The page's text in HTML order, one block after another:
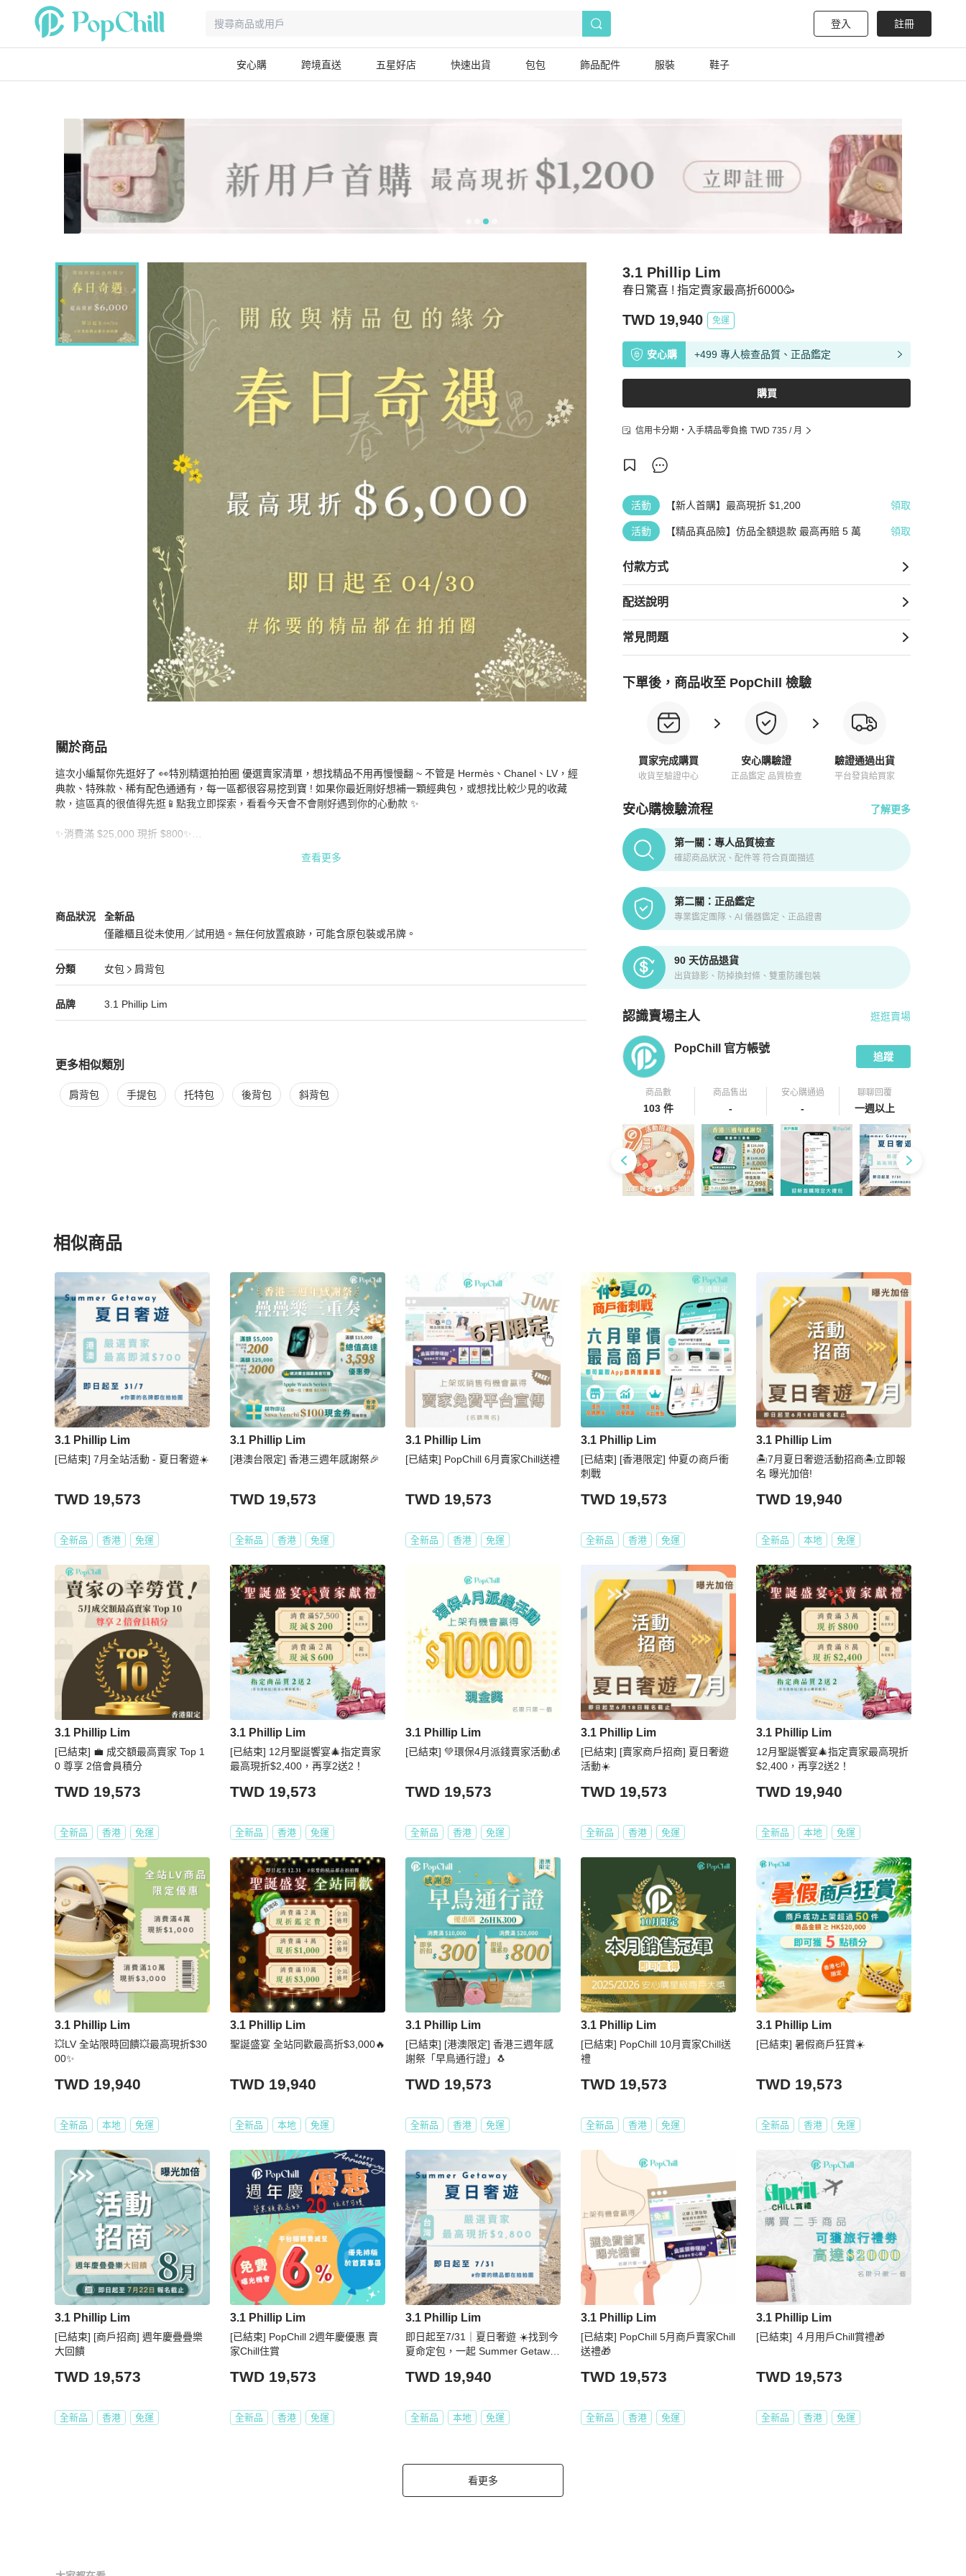
登入 註冊
安心購 跨境直送 五星好店 快速出貨 包包 飾品配件 服裝 鞋子
春日驚喜 ! 指定賣家最高折6000🥳
3.1 Phillip Lim
TWD 19,940 免運
安心購 +499 專人檢查品質、正品鑑定
購買
信用卡分期・入手精品零負擔 TWD 735 / 月
活動 【新人首購】最高現折 $1,200 領取
活動 【精品真品險】仿品全額退款 最高再賠 5 萬 領取
付款方式
配送說明
常見問題
下單後，商品收至 PopChill 檢驗
買家完成購買
收貨至驗證中心
安心購驗證
正品鑑定 品質檢查
驗證通過出貨
平台發貨給買家
安心購檢驗流程 了解更多
PopChill拍拍圈正品驗證、安心購檢驗流程介紹
第一關：專人品質檢查
確認商品狀況、配件等 符合頁面描述
第二關：正品鑑定
專業鑑定團隊、AI 儀器鑑定、正品證書
90 天仿品退貨
出貨錄影、防掉換封條、雙重防護包裝
認識賣場主人
PopChill 拍拍圈嚴選賣家
逛逛賣場
PopChill 官方帳號
追蹤
商品數
103 件
商品售出
-
安心購通過
-
聊聊回覆
一週以上
關於商品
關於春日驚喜 ! 指定賣家最高折6000🥳商品詳情與購買須知
這次小編幫你先逛好了 👀特別精選拍拍圈 優選賣家清單，想找精品不用再慢慢翻 ~ 不管是 Hermès、Chanel、LV，經
典款、特殊款、稀有配色通通有，每一區都很容易挖到寶 ! 如果你最近剛好想補一顆經典包，或想找比較少見的收藏
款，這區真的很值得先逛📱點我立即探索，看看今天會不會剛好遇到你的心動款 ✨
✨消費滿 $25,000 現折 $800✨
適用指定賣家商品。
優惠券只適用滿 $25,000 / $40,000 / $100,000 之訂單。
實際使用條件請以結帳流程顯示為主。
如有任何爭議，PopChill 保留最終決定權。
查看更多
商品狀況
3.1 Phillip Lim女包
全新品
僅離櫃且從未使用／試用過。無任何放置痕跡，可能含原包裝或吊牌。
全新品
分類
3.1 Phillip Lim女包分類資訊
女包
肩背包
女包/肩背包推薦
品牌
3.1 Phillip Lim 精品女包品牌介紹
3.1 Phillip Lim
3.1 Phillip Lim 推薦清單
更多相似類別
更多3.1 Phillip Lim女包 相似商品推薦
肩背包 手提包 托特包 後背包 斜背包
相似商品
更多相似3.1 Phillip Lim女包推薦精品
3.1 Phillip Lim
[已結束] 7月全站活動 - 夏日奢遊☀️
TWD 19,573
全新品 香港 免運
3.1 Phillip Lim
[港澳台限定] 香港三週年感謝祭🎉
TWD 19,573
全新品 香港 免運
3.1 Phillip Lim
[已結束] PopChill 6月賣家Chill送禮
TWD 19,573
全新品 香港 免運
3.1 Phillip Lim
[已結束] [香港限定] 仲夏の商戶衝
刺戰
TWD 19,573
全新品 香港 免運
3.1 Phillip Lim
🏝️7月夏日奢遊活動招商🏝️立即報
名 曝光加倍!
TWD 19,940
全新品 本地 免運
3.1 Phillip Lim
[已結束] 💼 成交額最高賣家 Top 1
0 尊享 2倍會員積分
TWD 19,573
全新品 香港 免運
3.1 Phillip Lim
[已結束] 12月聖誕饗宴🎄指定賣家
最高現折$2,400，再享2送2！
TWD 19,573
全新品 香港 免運
3.1 Phillip Lim
[已結束] 💚環保4月派錢賣家活動💰
TWD 19,573
全新品 香港 免運
3.1 Phillip Lim
[已結束] [賣家商戶招商] 夏日奢遊
活動☀️
TWD 19,573
全新品 香港 免運
3.1 Phillip Lim
12月聖誕饗宴🎄指定賣家最高現折
$2,400，再享2送2！
TWD 19,940
全新品 本地 免運
3.1 Phillip Lim
💥LV 全站限時回饋💥最高現折$30
00✨
TWD 19,940
全新品 本地 免運
3.1 Phillip Lim
聖誕盛宴 全站同歡最高折$3,000🔥
TWD 19,940
全新品 本地 免運
3.1 Phillip Lim
[已結束] [港澳限定] 香港三週年感
謝祭「早鳥通行證」🐧
TWD 19,573
全新品 香港 免運
3.1 Phillip Lim
[已結束] PopChill 10月賣家Chill送
禮
TWD 19,573
全新品 香港 免運
3.1 Phillip Lim
[已結束] 暑假商戶狂賞☀️
TWD 19,573
全新品 香港 免運
3.1 Phillip Lim
[已結束] [商戶招商] 週年慶疊疊樂
大回饋
TWD 19,573
全新品 香港 免運
3.1 Phillip Lim
[已結束] PopChill 2週年慶優惠 賣
家Chill住賞
TWD 19,573
全新品 香港 免運
3.1 Phillip Lim
即日起至7/31｜夏日奢遊 ☀️找到今
夏命定包，一起 Summer Getawa
TWD 19,940
全新品 本地 免運
3.1 Phillip Lim
[已結束] PopChill 5月商戶賣家Chill
送禮🎁
TWD 19,573
全新品 香港 免運
3.1 Phillip Lim
[已結束] ４月用戶Chill賞禮🎁
TWD 19,573
全新品 香港 免運
看更多